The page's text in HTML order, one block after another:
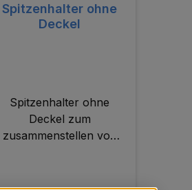
Spitzenhalter ohne
Deckel
Spitzenhalter ohne
Deckel zum
zusammenstellen von